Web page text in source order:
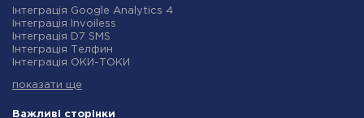
Інтеграція OpenAI (ChatGPT)
Інтеграція Binotel
Інтеграція Prom
Інтеграція Приват24
Інтеграція OLX
Інтеграція SendPulse
Інтеграція Stream Telecom
Інтеграція Google Analytics 4
Інтеграція Invoiless
Інтеграція D7 SMS
Інтеграція Телфин
Інтеграція ОКИ-ТОКИ
Інтеграція Microsoft Dynamics 365
Інтеграція TxtSync
показати ще
Важливі сторінки